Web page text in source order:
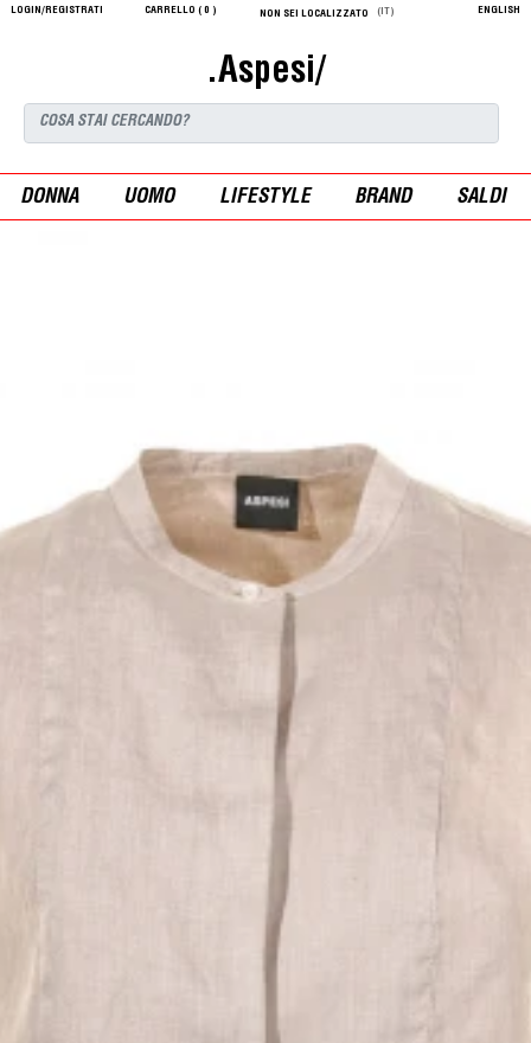
LOGIN/REGISTRATI CARRELLO ( 0 ) NON SEI LOCALIZZATO (IT) ENGLISH
.Aspesi/
DONNA UOMO LIFESTYLE BRAND SALDI